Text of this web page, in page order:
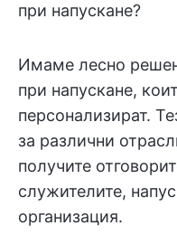
при напускане?
Имаме лесно
при напускане,
персонализират.
за различни
получите
служителите,
организация.